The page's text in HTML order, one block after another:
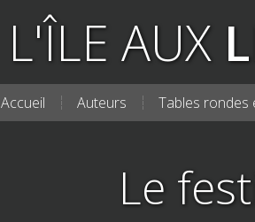
L'ÎLE AUX
Accueil Auteurs Tables rondes
Le